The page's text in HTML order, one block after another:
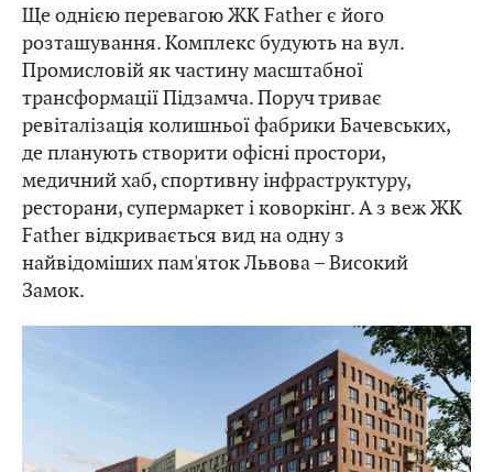
Ще однією перевагою ЖК Father є його
розташування. Комплекс будують на вул.
Промисловій як частину масштабної
трансформації Підзамча. Поруч триває
ревіталізація колишньої фабрики Бачевських,
де планують створити офісні простори,
медичний хаб, спортивну інфраструктуру,
ресторани, супермаркет і коворкінг. А з веж ЖК
Father відкривається вид на одну з
найвідоміших пам'яток Львова – Високий
Замок.